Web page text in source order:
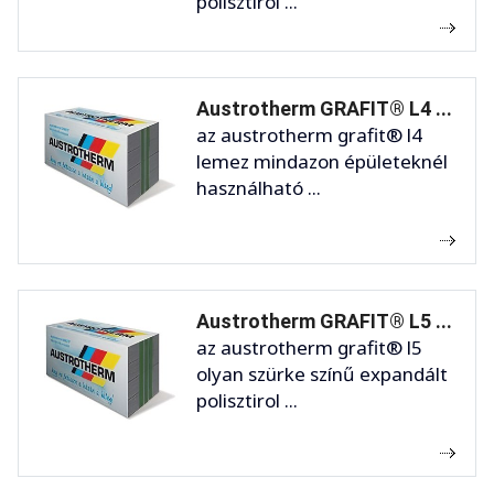
Austrotherm GRAFIT® L4 ...
az austrotherm grafit® l4
lemez mindazon épületeknél
használható ...
Austrotherm GRAFIT® L5 ...
az austrotherm grafit® l5
olyan szürke színű expandált
polisztirol ...